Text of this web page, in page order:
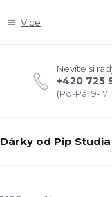
Více
Nevíte si
+420 725
(Po-Pá, 9-17
Dárky od Pip Studia